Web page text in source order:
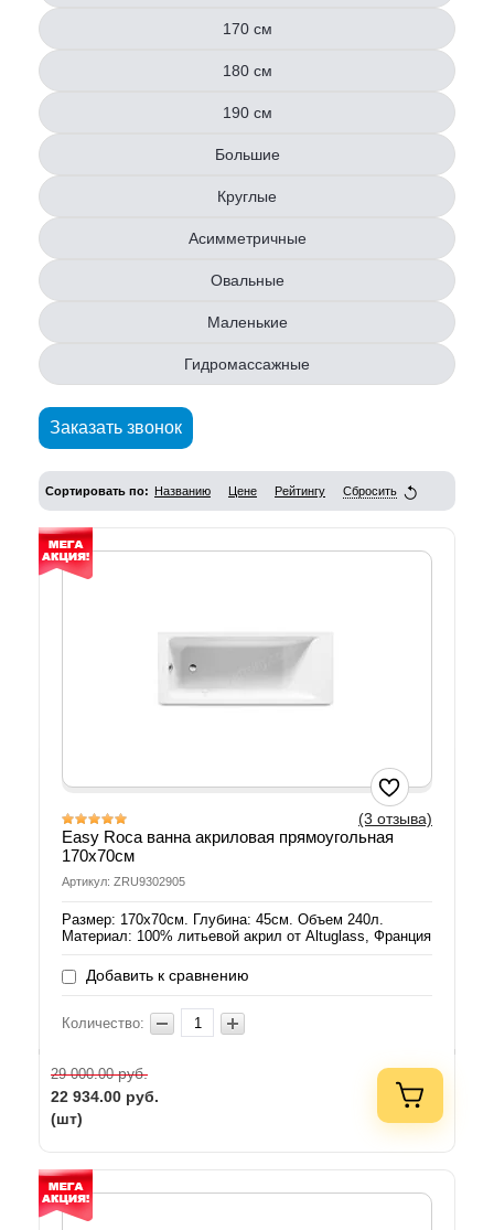
170 см
180 см
190 см
Большие
Круглые
Асимметричные
Овальные
Маленькие
Гидромассажные
Заказать звонок
Сортировать по: Названию Цене Рейтингу Сбросить
(3 отзыва)
Easy Roca ванна акриловая прямоугольная
170х70см
Артикул: ZRU9302905
Размер: 170х70см. Глубина: 45см. Объем 240л.
Материал: 100% литьевой акрил от Altuglass, Франция
Добавить к сравнению
Количество:
29 000.00руб.
22 934.00 руб.
(шт)